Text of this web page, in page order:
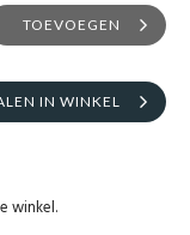
TOEVOEGEN
IN WINKEL
winkel.